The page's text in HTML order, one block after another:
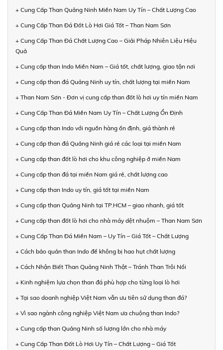
+ Cung Cấp Than Quảng Ninh Miền Nam Uy Tín – Chất Lượng Cao
+ Cung Cấp Than Đá Đốt Lò Hơi Giá Tốt – Than Nam Sơn
+ Cung Cấp Than Đá Chất Lượng Cao – Giải Pháp Nhiên Liệu Hiệu
Quả
+ Cung cấp than Indo Miền Nam – Giá tốt, chất lượng, giao tận nơi
+ Cung cấp than đá Quảng Ninh uy tín, chất lượng tại miền Nam
+ Than Nam Sơn - Đơn vị cung cấp than đốt lò hơi uy tín miền Nam
+ Cung Cấp Than Đá Miền Nam Uy Tín – Chất Lượng Ổn Định
+ Cung cấp than Indo với nguồn hàng ổn định, giá thành rẻ
+ Cung cấp than đá Quảng Ninh giá rẻ các loại tại miền Nam
+ Cung cấp than đốt lò hơi cho khu công nghiệp ở miền Nam
+ Cung cấp than đá tại miền Nam giá rẻ, chất lượng cao
+ Cung cấp than Indo uy tín, giá tốt tại miền Nam
+ Cung cấp than Quảng Ninh tại TP.HCM – giao nhanh, giá tốt
+ Cung cấp than đốt lò hơi cho nhà máy dệt nhuộm – Than Nam Sơn
+ Cung Cấp Than Đá Miền Nam – Uy Tín – Giá Tốt – Chất Lượng
+ Cách bảo quản than Indo để không bị hao hụt chất lượng
+ Cách Nhận Biết Than Quảng Ninh Thật – Tránh Than Trôi Nổi
+ Kinh nghiệm lựa chọn than đá phù hợp cho từng loại lò hơi
+ Tại sao doanh nghiệp Việt Nam vẫn ưu tiên sử dụng than đá?
+ Vì sao ngành công nghiệp Việt Nam ưa chuộng than Indo?
+ Cung cấp than Quảng Ninh số lượng lớn cho nhà máy
+ Cung Cấp Than Đốt Lò Hơi Uy Tín – Chất Lượng – Giá Tốt